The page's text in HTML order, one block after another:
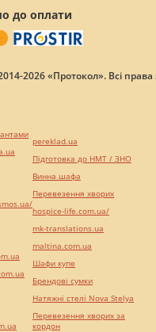
до оплати
2026 «Протокол». Всі права
pereklad.ua
Підготовка до НМТ / ЗНО
Винна шафа
Перевезення хворих
hospice-life.com.ua/
mk-translations.ua
maltina.com.ua
Шафи купе
Брендові сумки
Натяжні стелі Nova Stelya
Перевезення хворих за
кордон